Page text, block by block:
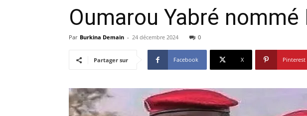
Oumarou Yabré
Par Burkina Demain - 24 décembre 2024 0
Partager sur Facebook X Pinterest